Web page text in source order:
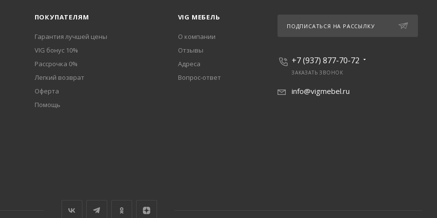
ПОКУПАТЕЛЯМ
Гарантия лучшей цены
VIG бонус 10%
Рассрочка 0%
Легкий возврат
Оферта
Помощь
VIG МЕБЕЛЬ
О компании
Отзывы
Адреса
Вопрос-ответ
ПОДПИСАТЬСЯ НА РАССЫЛКУ
+7 (937) 877-70-72
ЗАКАЗАТЬ ЗВОНОК
info@vigmebel.ru